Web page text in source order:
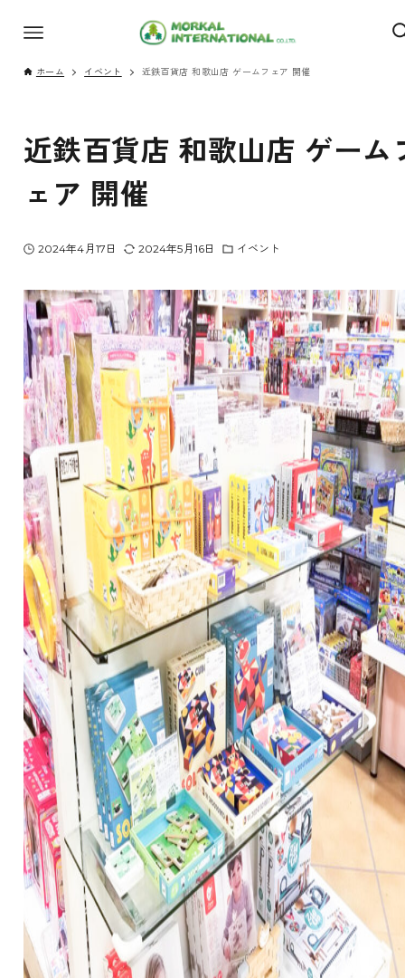
ホーム イベント 近鉄百貨店 和歌山店 ゲームフェア 開催
近鉄百貨店 和歌山店 ゲーム
ェア 開催
2024年4月17日 2024年5月16日 イベント